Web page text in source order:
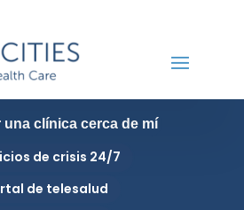
una clínica cerca de mí
de crisis 24/7
de telesalud